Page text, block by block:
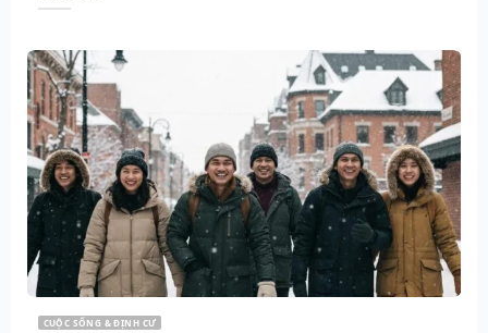
CUỘC SỐNG & ĐỊNH CƯ